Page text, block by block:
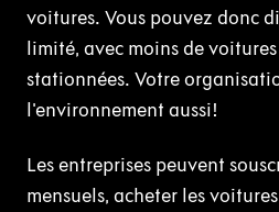
voitures. Vous pouvez donc
limité, avec moins de
stationnées. Votre
l'environnement aussi!
Les entreprises peuvent
mensuels, acheter les